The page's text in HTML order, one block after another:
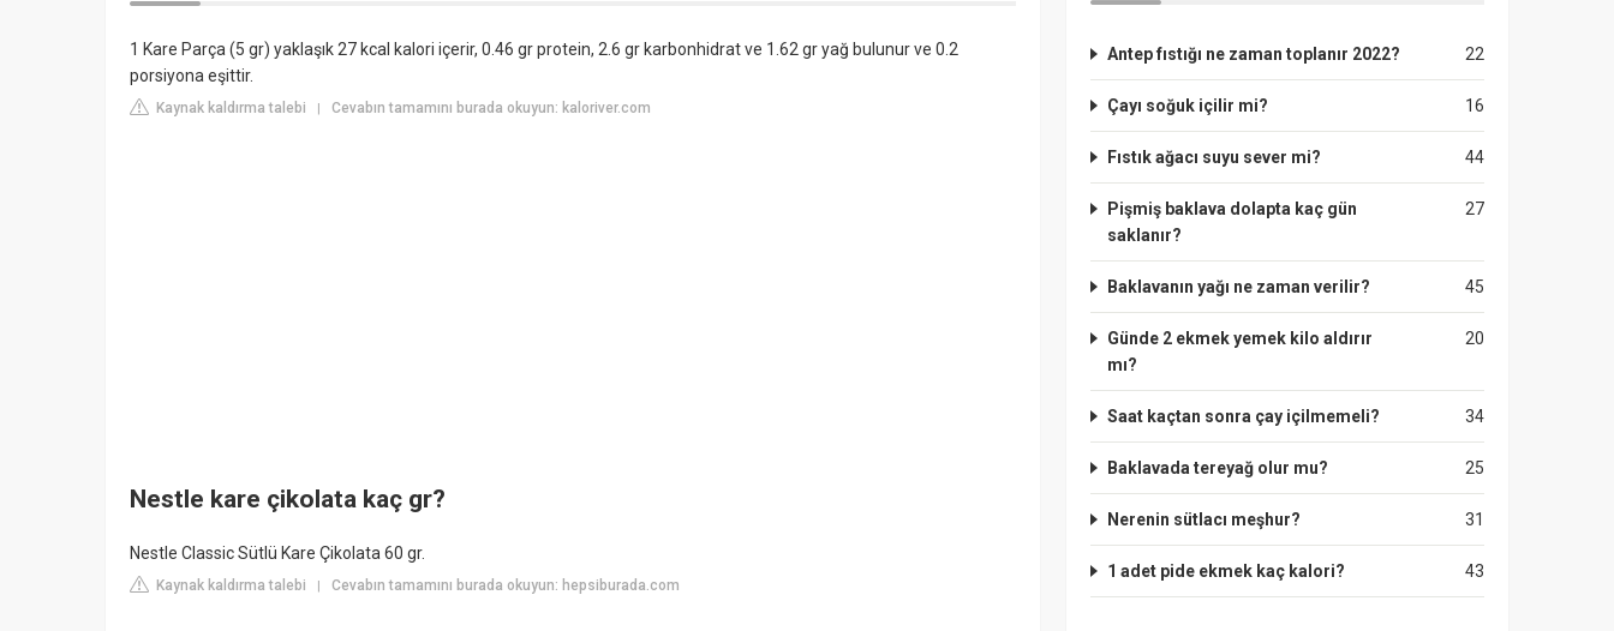
1 Kare Parça (5 gr) yaklaşık 27 kcal kalori içerir, 0.46 gr protein, 2.6 gr karbonhidrat ve 1.62 gr yağ bulunur ve 0.2
porsiyona eşittir.
Kaynak kaldırma talebi | Cevabın tamamını burada okuyun: kaloriver.com
Nestle kare çikolata kaç gr?
Nestle Classic Sütlü Kare Çikolata 60 gr.
Kaynak kaldırma talebi Cevabın tamamını burada okuyun: hepsiburada.com
22
Antep fıstığı ne zaman toplanır 2022?
16
Çayı soğuk içilir mi?
44
Fıstık ağacı suyu sever mi?
27
Pişmiş baklava dolapta kaç gün
saklanır?
45
Baklavanın yağı ne zaman verilir?
20
Günde 2 ekmek yemek kilo aldırır
mı?
34
Saat kaçtan sonra çay içilmemeli?
25
Baklavada tereyağ olur mu?
31
Nerenin sütlacı meşhur?
43
1 adet pide ekmek kaç kalori?